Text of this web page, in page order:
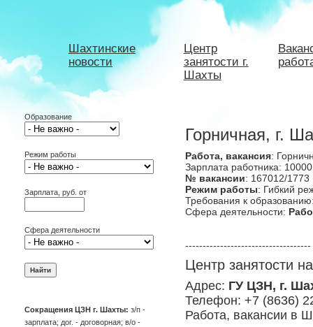
Шахтинские
новости
Центр
занятости г.
Шахты
Образование
Режим работы
Зарплата, руб. от
Сфера деятельности
Сокращения ЦЗН г. Шахты: з/п -
зарплата; дог. - договорная; в/о -
Горничная, г.
Работа, вакансия:
Зарплата работника:
№ вакансии: 167012/1773
Режим работы: Гибкий
Требования к
Сфера деятельности:
------------------------------------
Центр занятости
Адрес: ГУ ЦЗН, г.
Телефон: +7 (8636)
Работа, вакансии в